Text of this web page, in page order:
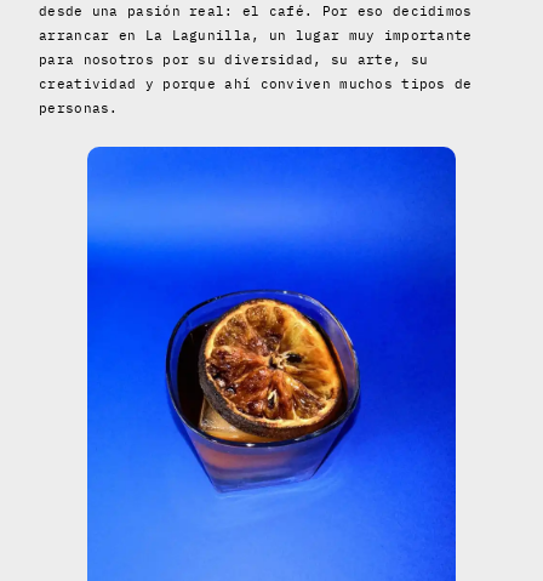
desde una pasión real: el café. Por eso decidimos
arrancar en La Lagunilla, un lugar muy importante
para nosotros por su diversidad, su arte, su
creatividad y porque ahí conviven muchos tipos de
personas.